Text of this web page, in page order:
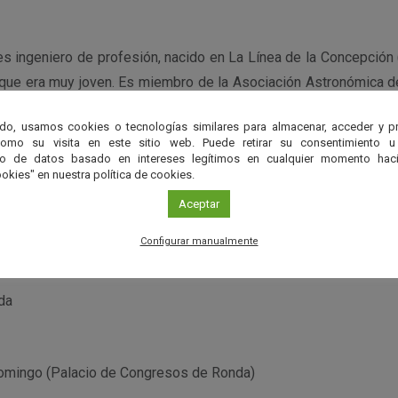
ingeniero de profesión, nacido en La Línea de la
era muy joven. Es miembro de la Asociación Astronómica
es un apasionado de la música en general y le
con la astrofotografía planetaria en el verano del 2019
2020, actualmente dedica casi todo su tiempo libre a la
Arceiz.
(Palacio de Congresos de Ronda)
usamos cookies o tecnologías similares para almacenar, acceder y
su visita en este sitio web. Puede retirar su consentimiento u
de datos basado en intereses legítimos en cualquier momento
en nuestra política de cookies.
Aceptar
Configurar manualmente